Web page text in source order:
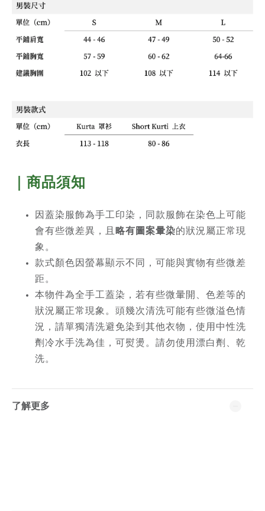
｜商品須知
因蓋染服飾為手工印染，同款服飾在染色上可能
會有些微差異，且 略有圖案暈染的狀況屬正常現
象 。
款式顏色因螢幕顯示不同，可能與實物有些微差
距 。
本物件為全手工蓋染，若有些微暈開、色差等的
狀況屬正常現象。頭幾次清洗可能有些微溢色情
況，請單獨清洗避免染到其他衣物，使用中性洗
劑冷水手洗為佳，可熨燙。請勿使用漂白劑、乾
洗。
了解更多